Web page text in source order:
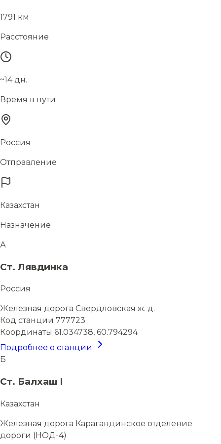
1791 км
Расстояние
~14 дн.
Время в пути
Россия
Отправление
Казахстан
Назначение
А
Ст. Лявдинка
Россия
Железная дорога Свердловская ж. д.
Код станции 777723
Координаты 61.034738, 60.794294
Подробнее о станции
Б
Ст. Балхаш I
Казахстан
Железная дорога Карагандинское отделение
дороги (НОД-4)